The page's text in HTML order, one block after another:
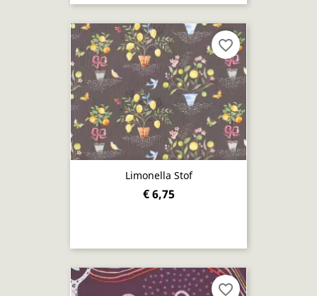
Limonella Stof
€ 6,75
favorite_border
favorite_border